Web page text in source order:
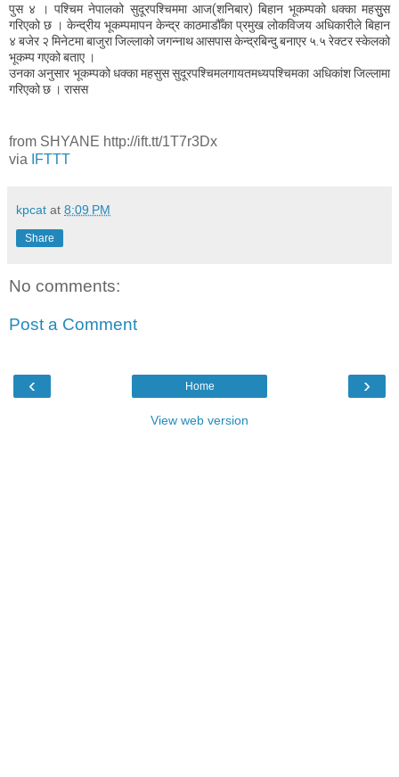
पुस ४ । पश्चिम नेपालको सुदूरपश्चिममा आज(शनिबार) बिहान भूकम्पको धक्का महसुुस
गरिएको छ । केन्द्रीय भूकम्पमापन केन्द्र काठमाडौँका प्रमुख लोकविजय अधिकारीले बिहान
४ बजेर २ मिनेटमा बाजुरा जिल्लाको जगन्नाथ आसपास केन्द्रबिन्दु बनाएर ५.५ रेक्टर स्केलको
भूकम्प गएको बताए ।
उनका अनुसार भूकम्पको धक्का महसुस सुदूरपश्चिमलगायतमध्यपश्चिमका अधिकांश जिल्लामा
गरिएको छ । रासस
from SHYANE http://ift.tt/1T7r3Dx
via
IFTTT
kpcat at 8:09 PM
Share
No comments:
Post a Comment
‹ ›
Home
View web version